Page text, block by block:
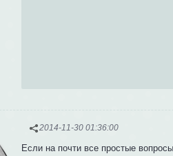
2014-11-30 01:36:00
Если на почти все простые